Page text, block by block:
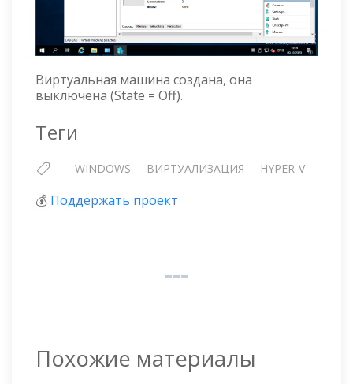
Виртуальная машина создана, она
выключена (State = Off).
Теги
WINDOWS ВИРТУАЛИЗАЦИЯ HYPER-V
💰 Поддержать проект
Похожие материалы